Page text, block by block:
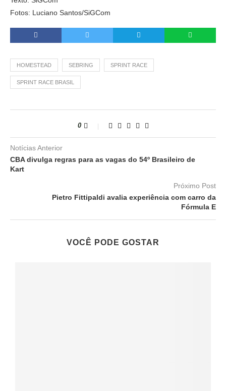
Fotos: Luciano Santos/SiGCom
HOMESTEAD SEBRING SPRINT RACE
SPRINT RACE BRASIL
0
Notícias Anterior
CBA divulga regras para as vagas do 54º Brasileiro de
Kart
Próximo Post
Pietro Fittipaldi avalia experiência com carro da
Fórmula E
VOCÊ PODE GOSTAR